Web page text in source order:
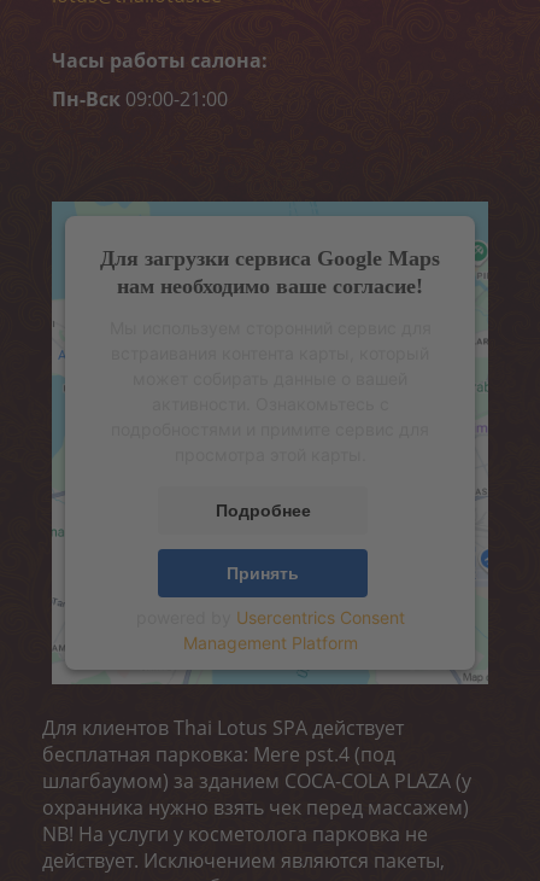
«MELON CARE» (-40%)
Часы работы салона:
Пн-Вск 09:00-21:00
Для загрузки сервиса Google Maps
нам необходимо ваше согласие!
Подробнее
Принять
Usercentrics Consent
Management Platform
Для клиентов Thai Lotus SPA действует
бесплатная парковка: Mere pst.4 (под
шлагбаумом) за зданием COCA-COLA PLAZA (у
охранника нужно взять чек перед массажем)
NB! На услуги у косметолога парковка не
действует. Исключением являются пакеты,